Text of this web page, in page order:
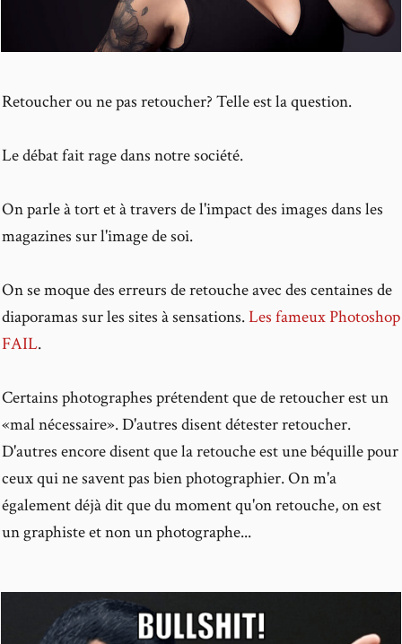
Retoucher ou ne pas retoucher? Telle est la question.
Le débat fait rage dans notre société.
On parle à tort et à travers de l'impact des images dans les
magazines sur l'image de soi.
On se moque des erreurs de retouche avec des centaines de
diaporamas sur les sites à sensations.Les fameux Photoshop
FAIL.
Certains photographes prétendent que de retoucher est un
«mal nécessaire». D'autres disent détester retoucher.
D'autres encore disent que la retouche est une béquille pour
ceux qui ne savent pas bien photographier. On m'a
également déjà dit que du moment qu'on retouche, on est
un graphiste et non un photographe...